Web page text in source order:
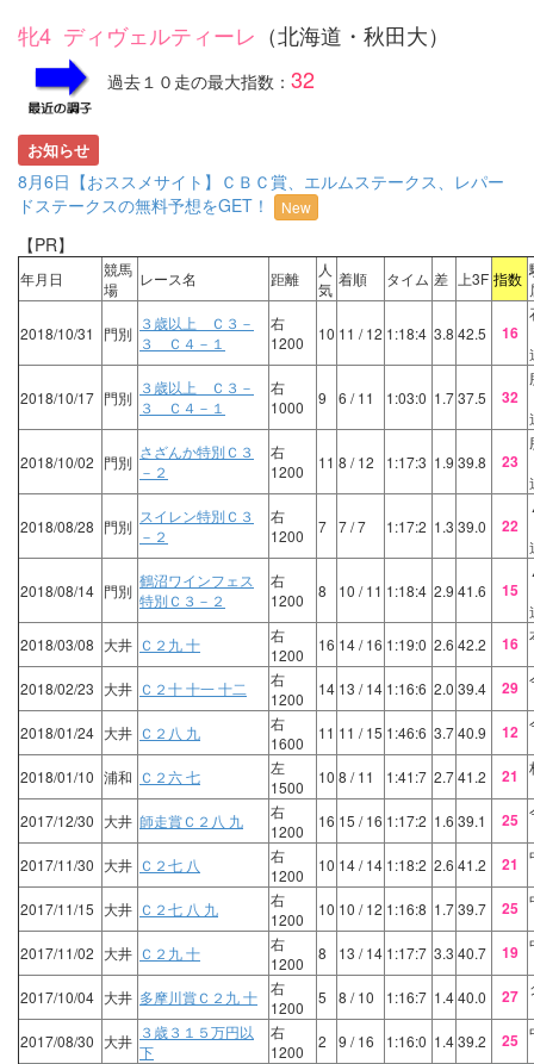
牝4 ディヴェルティーレ （北海道・秋田大）
過去１０走の最大指数： 32
お知らせ
8月6日【おススメサイト】ＣＢＣ賞、エルムステークス、レパー
ドステークスの無料予想をGET！
New
【PR】
年月日
競馬
場
レース名 距離
人
気
着順 タイム 差 上3F 指数
2018/10/31 門別
３歳以上 Ｃ３－
３ Ｃ４－１
右
1200
10 11 / 12 1:18:4 3.8 42.5 16
2018/10/17 門別
３歳以上 Ｃ３－
３ Ｃ４－１
右
1000
9 6 / 11 1:03:0 1.737.5 32
2018/10/02 門別
さざんか特別Ｃ３
－２
右
1200
11 8 / 12 1:17:3 1.9 39.8 23
2018/08/28 門別
スイレン特別Ｃ３
－２
右
1200
7 7/ 7 1:17:2 1.3 39.0 22
2018/08/14 門別
鶴沼ワインフェス
特別Ｃ３－２
右
1200
8 10 / 11 1:18:4 2.9 41.6 15
2018/03/08 大井 Ｃ２九 十
右
1200
16 14/ 16 1:19:0 2.6 42.2 16
2018/02/23 大井 Ｃ２十 十一 十二
右
1200
14 13 / 14 1:16:6 2.0 39.4 29
2018/01/24 大井 Ｃ２八 九
右
1600
11 11 / 15 1:46:6 3.740.9 12
2018/01/10 浦和 Ｃ２六 七
左
1500
10 8 / 11 1:41:7 2.741.2 21
2017/12/30 大井 師走賞Ｃ２八 九
右
1200
16 15 / 16 1:17:2 1.6 39.1 25
2017/11/30 大井 Ｃ２七 八
右
1200
10 14/ 14 1:18:2 2.6 41.2 21
2017/11/15 大井 Ｃ２七 八 九
右
1200
10 10 / 12 1:16:8 1.739.7 25
2017/11/02 大井 Ｃ２九 十
右
1200
8 13 / 14 1:17:7 3.3 40.7 19
2017/10/04 大井 多摩川賞Ｃ２九 十
右
1200
5 8 / 10 1:16:7 1.440.0 27
2017/08/30 大井 ３歳３１５万円以
下
右
1200
2 9 / 16 1:16:0 1.439.2 25